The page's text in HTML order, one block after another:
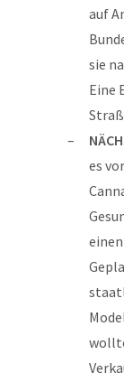
auf
sie
Eine
es